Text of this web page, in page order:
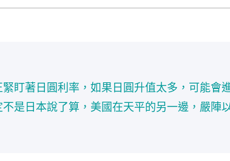
盯著日圓利率，如果日圓升值太多，可能會
是日本說了算，美國在天平的另一邊，嚴陣